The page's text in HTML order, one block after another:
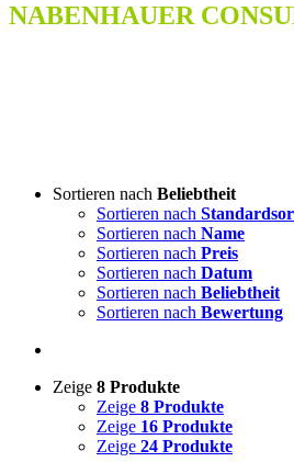
NABENHAUER
Sortieren nach Beliebtheit
Sortieren nach
Sortieren nach Name
Sortieren nach Preis
Sortieren nach Datum
Sortieren nach Beliebtheit
Sortieren nach Bewertung
Zeige 8 Produkte
Zeige 8 Produkte
Zeige 16 Produkte
Zeige 24 Produkte